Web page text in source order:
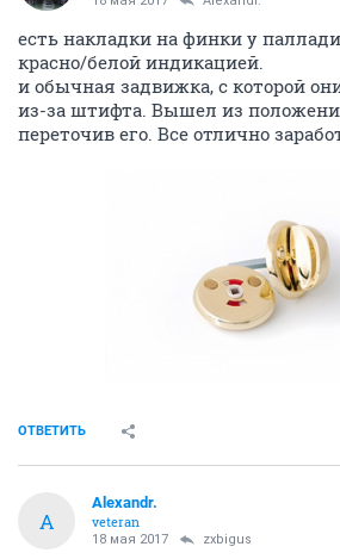
есть накладки на финки у
красно/белой индикацией.
и обычная задвижка, с которой
из-за штифта. Вышел из
переточив его. Все отлично
ОТВЕТИТЬ
A
Alexandr.
veteran
18 мая 2017 zxbigus